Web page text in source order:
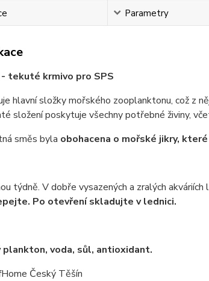
Parametry
- tekuté krmivo pro SPS
hlavní složky mořského zooplanktonu, což z
složení poskytuje všechny potřebné živiny,
směs byla obohacena o mořské jikry,
týdně. V dobře vysazených a zralých
Po otevření skladujte v lednici.
plankton, voda, sůl, antioxidant.
Český Těšín